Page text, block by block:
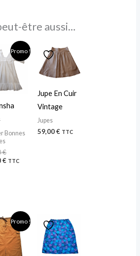
être aussi…
Promo !
Bonnes
€
Le
prix
initial
était :
69,00 €.
€
Le
prix
actuel
est :
45,00 €.
TTC
Jupe En Cuir
Vintage
Jupes
59,00€ TTC
Promo !
Le
prix
initial
était :
35,00 €.
Le
prix
actuel
est :
15,00 €.